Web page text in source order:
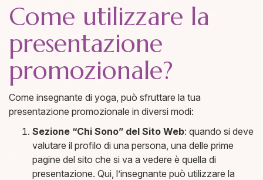
Come utilizzare la
presentazione
promozionale?
Come insegnante di yoga, può sfruttare la tua
presentazione promozionale in diversi modi:
Sezione “Chi Sono” del Sito Web: quando si deve
valutare il profilo di una persona, una delle prime
pagine del sito che si va a vedere è quella di
presentazione. Qui, l’insegnante può utilizzare la